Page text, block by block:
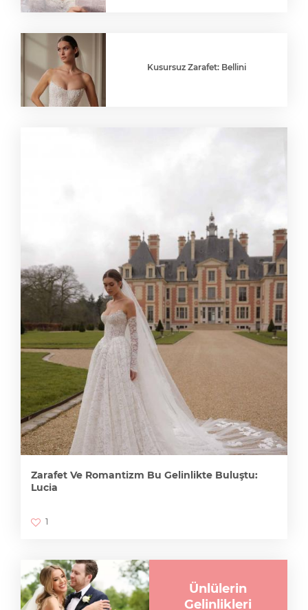
Kusursuz Zarafet: Bellini
Zarafet Ve Romantizm Bu Gelinlikte Buluştu:
Lucia
1
Ünlülerin
Gelinlikleri